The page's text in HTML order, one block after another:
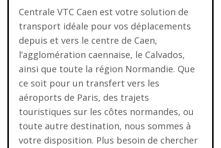
Centrale VTC Caen est votre solution de
transport idéale pour vos déplacements
depuis et vers le centre de Caen,
l’agglomération caennaise, le Calvados,
ainsi que toute la région Normandie. Que
ce soit pour un transfert vers les
aéroports de Paris, des trajets
touristiques sur les côtes normandes, ou
toute autre destination, nous sommes à
votre disposition. Plus besoin de chercher